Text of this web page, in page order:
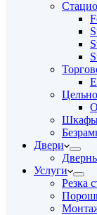
Двери
Услуги
Резка